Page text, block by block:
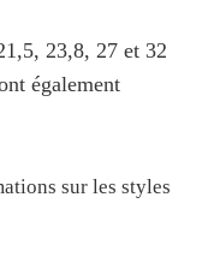
23,8, 27 et 32
également